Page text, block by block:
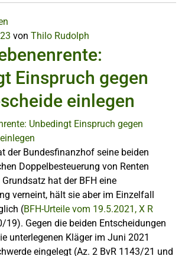
von Thilo Rudolph
Einspruch gegen
einlegen
der Bundesfinanzhof seine beiden
Doppelbesteuerung von Renten
hat der BFH eine
verneint, hält sie aber im Einzelfall
(BFH-Urteile vom 19.5.2021, X R
19). Gegen die beiden Entscheidungen
unterlegenen Kläger im Juni 2021
eingelegt (Az. 2 BvR 1143/21 und